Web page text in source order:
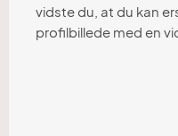
vidste du, at du kan
profilbillede med en